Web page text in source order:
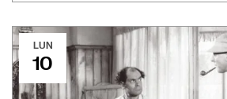
LUN
10